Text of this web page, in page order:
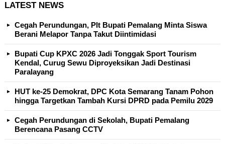
LATEST NEWS
Cegah Perundungan, Plt Bupati Pemalang Minta Siswa
Berani Melapor Tanpa Takut Diintimidasi
Bupati Cup KPXC 2026 Jadi Tonggak Sport Tourism
Kendal, Curug Sewu Diproyeksikan Jadi Destinasi
Paralayang
HUT ke-25 Demokrat, DPC Kota Semarang Tanam Pohon
hingga Targetkan Tambah Kursi DPRD pada Pemilu 2029
Cegah Perundungan di Sekolah, Bupati Pemalang
Berencana Pasang CCTV